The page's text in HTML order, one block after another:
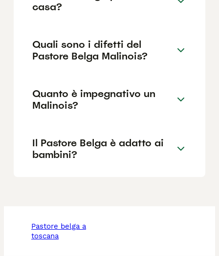
casa?
Quali sono i difetti del
Pastore Belga Malinois?
Quanto è impegnativo un
Malinois?
Il Pastore Belga è adatto ai
bambini?
pastore belga a
toscana